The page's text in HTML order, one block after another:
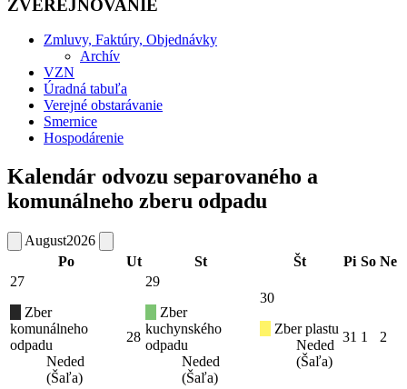
ZVEREJŇOVANIE
Zmluvy, Faktúry, Objednávky
Archív
VZN
Úradná tabuľa
Verejné obstarávanie
Smernice
Hospodárenie
Kalendár odvozu separovaného a
komunálneho zberu odpadu
August2026
Po
Ut St Št Pi So Ne
27
Zber
komunálneho
odpadu
Neded
(Šaľa)
28
29
Zber
kuchynského
odpadu
Neded
(Šaľa)
30
Zber plastu
Neded
(Šaľa)
31 1 2